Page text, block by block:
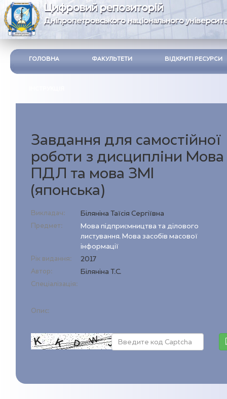
Цифровий репозиторій
Дніпропетровського національного
ГОЛОВНА ФАКУЛЬТЕТИ ВІДКРИТІ РЕСУРСИ
Завдання для самостійної
роботи з дисципліни Мова
ПДЛ та мова ЗМІ
(японська)
Викладач: Біляніна Таїсія Сергіївна
Предмет:
Мова підприємництва та ділового
листування. Мова засобів масової
інформації
Рік видання: 2017
Автор: Біляніна Т.С.
Спеціалізація:
Опис: